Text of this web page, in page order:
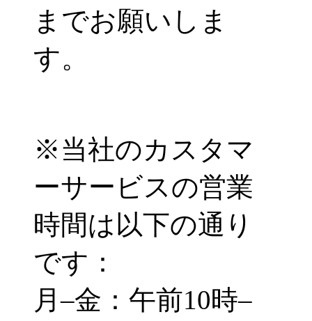
までお願いしま
す。
※当社のカスタマ
ーサービスの営業
時間は以下の通り
です：
月–金：午前10時–